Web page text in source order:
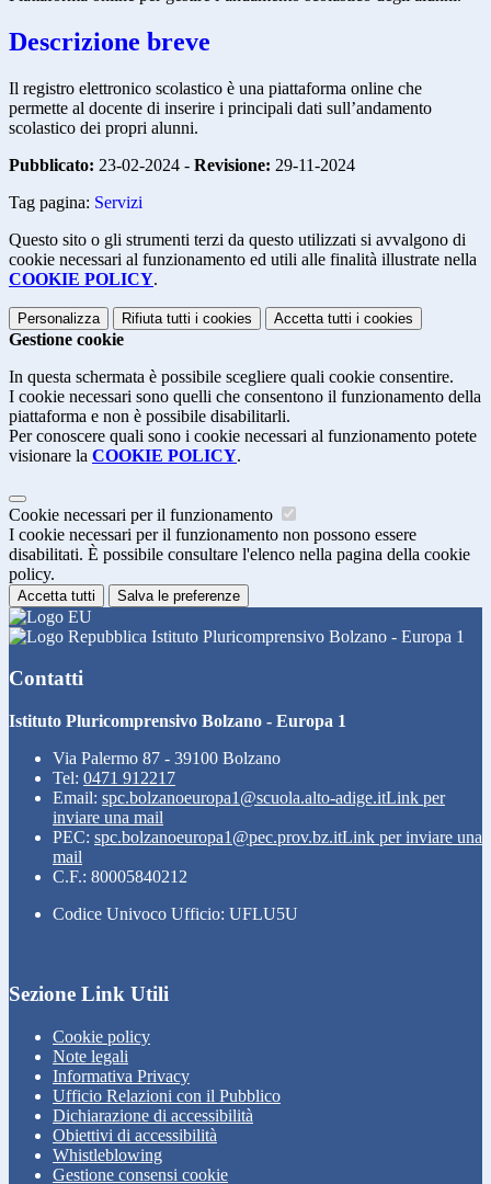
Descrizione breve
Il registro elettronico scolastico è una piattaforma online che
permette al docente di inserire i principali dati sull’andamento
scolastico dei propri alunni.
Pubblicato: 23-02-2024 - Revisione: 29-11-2024
Tag pagina: Servizi
Questo sito o gli strumenti terzi da questo utilizzati si avvalgono di
cookie necessari al funzionamento ed utili alle finalità illustrate nella
COOKIE POLICY.
Personalizza Rifiuta tutti i cookies Accetta tutti i cookies
Gestione cookie
In questa schermata è possibile scegliere quali cookie consentire.
I cookie necessari sono quelli che consentono il funzionamento della
piattaforma e non è possibile disabilitarli.
Per conoscere quali sono i cookie necessari al funzionamento potete
visionare la COOKIE POLICY.
Cookie necessari per il funzionamento
I cookie necessari per il funzionamento non possono essere
disabilitati. È possibile consultare l'elenco nella pagina della cookie
policy.
Accetta tutti Salva le preferenze
Istituto Pluricomprensivo Bolzano - Europa 1
Contatti
Istituto Pluricomprensivo Bolzano - Europa 1
Via Palermo 87 - 39100 Bolzano
Tel: 0471 912217
Email: spc.bolzanoeuropa1@scuola.alto-adige.itLink per
inviare una mail
PEC: spc.bolzanoeuropa1@pec.prov.bz.itLink per inviare una
mail
C.F.: 80005840212
Codice Univoco Ufficio: UFLU5U
Sezione Link Utili
Cookie policy
Note legali
Informativa Privacy
Ufficio Relazioni con il Pubblico
Dichiarazione di accessibilità
Obiettivi di accessibilità
Whistleblowing
Gestione consensi cookie